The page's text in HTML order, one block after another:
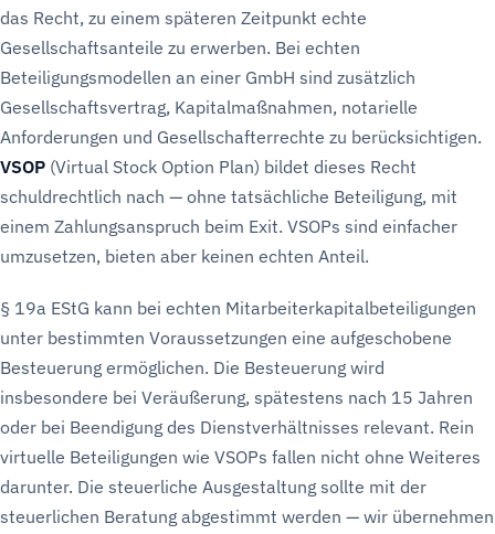
das Recht, zu einem späteren Zeitpunkt echte
Gesellschaftsanteile zu erwerben. Bei echten
Beteiligungsmodellen an einer GmbH sind zusätzlich
Gesellschaftsvertrag, Kapitalmaßnahmen, notarielle
Anforderungen und Gesellschafterrechte zu berücksichtigen.
VSOP (Virtual Stock Option Plan) bildet dieses Recht
schuldrechtlich nach — ohne tatsächliche Beteiligung, mit
einem Zahlungsanspruch beim Exit. VSOPs sind einfacher
umzusetzen, bieten aber keinen echten Anteil.
§ 19a EStG kann bei echten Mitarbeiterkapitalbeteiligungen
unter bestimmten Voraussetzungen eine aufgeschobene
Besteuerung ermöglichen. Die Besteuerung wird
insbesondere bei Veräußerung, spätestens nach 15 Jahren
oder bei Beendigung des Dienstverhältnisses relevant. Rein
virtuelle Beteiligungen wie VSOPs fallen nicht ohne Weiteres
darunter. Die steuerliche Ausgestaltung sollte mit der
steuerlichen Beratung abgestimmt werden — wir übernehmen